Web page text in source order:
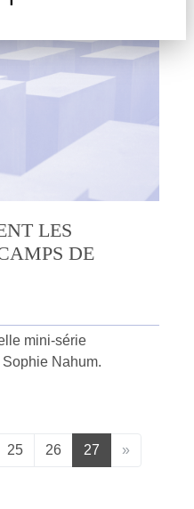
LES
DE
mini-série
Nahum.
25 26 27 »